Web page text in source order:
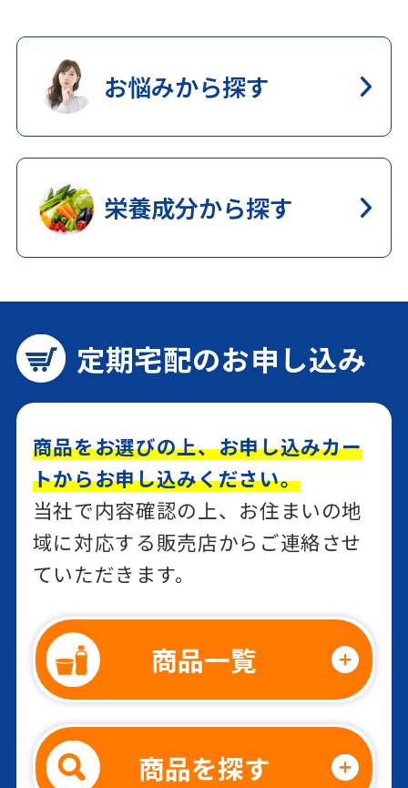
お悩みから探す
栄養成分から探す
定期宅配のお申し込み
商品をお選びの上、お申し込みカー
トからお申し込みください。
当社で内容確認の上、お住まいの地
域に対応する販売店からご連絡させ
ていただきます。
商品一覧
森永カルダスヨーグルト
商品を探す